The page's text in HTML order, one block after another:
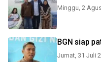
Minggu, 2
BGN siap
Jumat, 31 Juli